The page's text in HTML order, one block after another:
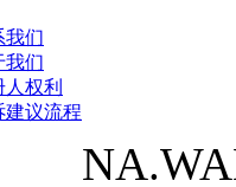
我们
我们
人权利
建议流程